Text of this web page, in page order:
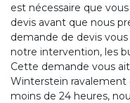
est nécessaire que
devis avant que nous
demande de devis
notre intervention, les
Cette demande vous
Winterstein ravalement
moins de 24 heures,